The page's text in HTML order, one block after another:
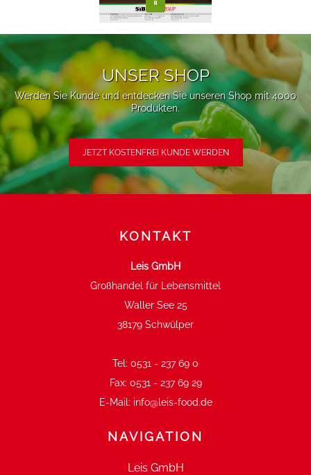
UNSER SHOP
Werden Sie Kunde und entdecken Sie unseren Shop mit 4000
Produkten.
JETZT KOSTENFREI KUNDE WERDEN
KONTAKT
Leis GmbH
Großhandel für Lebensmittel
Waller See 25
38179 Schwülper
Tel: 0531 - 237 69 0
Fax: 0531 - 237 69 29
E-Mail: info@leis-food.de
NAVIGATION
Leis GmbH